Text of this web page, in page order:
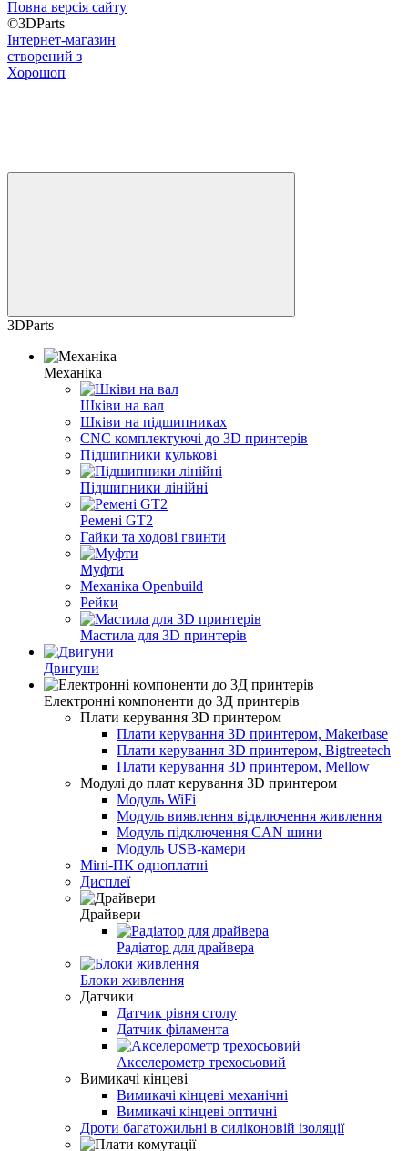
Повна версія сайту
©3DParts
Інтернет-магазин
створений з
Хорошоп
3DParts
Механіка
Шківи на вал
Шківи на підшипниках
CNC комплектуючі до 3D принтерів
Підшипники кулькові
Підшипники лінійні
Ремені GT2
Гайки та ходові гвинти
Муфти
Механіка Openbuild
Рейки
Мастила для 3D принтерів
Двигуни
Електронні компоненти до 3Д принтерів
Плати керування 3D принтером
Плати керування 3D принтером, Makerbase
Плати керування 3D принтером, Bigtreetech
Плати керування 3D принтером, Mellow
Модулі до плат керування 3D принтером
Модуль WiFi
Модуль виявлення відключення живлення
Модуль підключення CAN шини
Модуль USB-камери
Міні-ПК одноплатні
Дисплеї
Драйвери
Радіатор для драйвера
Блоки живлення
Датчики
Датчик рівня столу
Датчик філамента
Акселерометр трехосьовий
Вимикачі кінцеві
Вимикачі кінцеві механічні
Вимикачі кінцеві оптичні
Дроти багатожильні в силіконовій ізоляції